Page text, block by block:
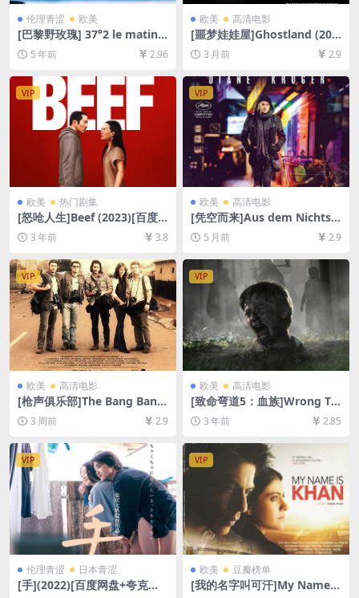
伦理青涩 欧美
[巴黎野玫瑰] 37°2 le matin
(1986)导演剪辑版185min[百
度网盘+迅雷云盘资源1080P
文字幕]【视频文件+防和谐压
缩包（含解压密码）】
5 年前 2.96
欧美 高清电影
[噩梦娃娃屋]Ghostland (201
8)[百度网盘+夸克网盘1080P
超清未删减资源][网盘在线播
幕]
3 月前 2.9
VIP
欧美 热门剧集
[怒呛人生]Beef (2023)[百度
网盘+迅雷云盘资源1080P超
清未删减][MP4/20GB][中英
字幕]
3 年前 3.8
VIP
欧美 高清电影
[凭空而来]Aus dem Nichts
(2017)[百度网盘+夸克网盘10
80P超清未删减资源][网盘在
线播放/下载][MP4/7GB][中文
字幕]
5 月前 2.9
VIP
欧美 高清电影
[枪声俱乐部]The Bang Bang
Club (2010)[百度网盘+夸克网
盘1080P超清未删减资源][网
盘在线播放/下载][MP4/7.3G
B][中文字幕]
3 周前 2.9
VIP
欧美 高清电影
[致命弯道5：血族]Wrong Tu
rn 5: Bloodlines (2012)[百度
网盘+迅雷云盘资源1080P超
清未删减][MP4/5GB][中英字
幕]
3 年前 2.85
VIP
伦理青涩 日本青涩
[手](2022)[百度网盘+夸克网
VIP
欧美 豆瓣榜单
[我的名字叫可汗]My Name I